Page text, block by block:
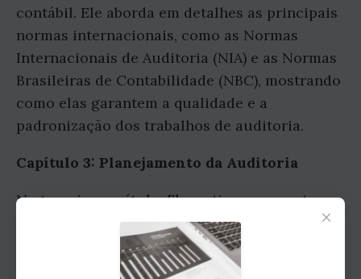
contábil. Ele aborda em detalhes as principais
normas internacionais, como as Normas
Internacionais de Auditoria (NIA) e as Normas
Brasileiras de Contabilidade (NBC), mostrando
como elas garantem a qualidade e a
padronização dos trabalhos de auditoria.
Capítulo 3: Planejamento da Auditoria
No terceiro capítulo, Florentino nos mostra a
importância do planejamento da auditoria
contábil. Ele explica passo a passo como o
auditor deve realizar a etapa de planejamento,
×